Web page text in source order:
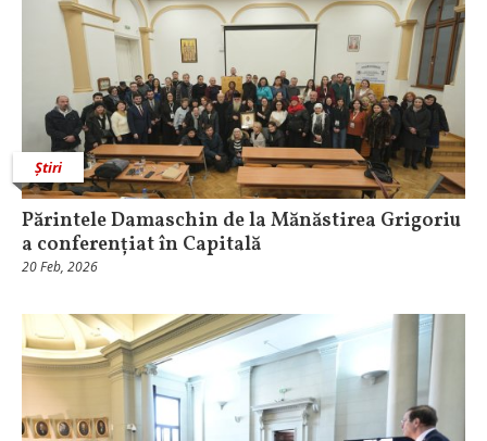
Știri
Părintele Damaschin de la Mănăstirea Grigoriu
a conferențiat în Capitală
20 Feb, 2026